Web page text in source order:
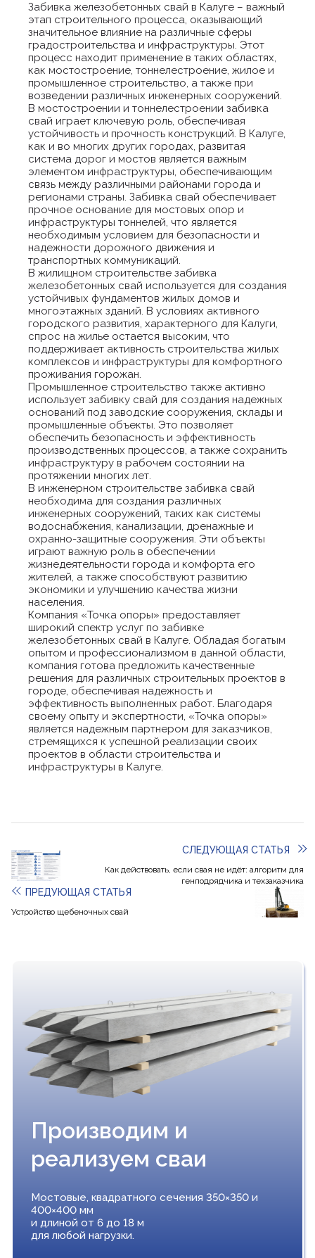
Забивка железобетонных свай в Калуге – важный
этап строительного процесса, оказывающий
значительное влияние на различные сферы
градостроительства и инфраструктуры. Этот
процесс находит применение в таких областях,
как мостостроение, тоннелестроение, жилое и
промышленное строительство, а также при
возведении различных инженерных сооружений.
В мостостроении и тоннелестроении забивка
свай играет ключевую роль, обеспечивая
устойчивость и прочность конструкций. В Калуге,
как и во многих других городах, развитая
система дорог и мостов является важным
элементом инфраструктуры, обеспечивающим
связь между различными районами города и
регионами страны. Забивка свай обеспечивает
прочное основание для мостовых опор и
инфраструктуры тоннелей, что является
необходимым условием для безопасности и
надежности дорожного движения и
транспортных коммуникаций.
В жилищном строительстве забивка
железобетонных свай используется для создания
устойчивых фундаментов жилых домов и
многоэтажных зданий. В условиях активного
городского развития, характерного для Калуги,
спрос на жилье остается высоким, что
поддерживает активность строительства жилых
комплексов и инфраструктуры для комфортного
проживания горожан.
Промышленное строительство также активно
использует забивку свай для создания надежных
оснований под заводские сооружения, склады и
промышленные объекты. Это позволяет
обеспечить безопасность и эффективность
производственных процессов, а также сохранить
инфраструктуру в рабочем состоянии на
протяжении многих лет.
В инженерном строительстве забивка свай
необходима для создания различных
инженерных сооружений, таких как системы
водоснабжения, канализации, дренажные и
охранно-защитные сооружения. Эти объекты
играют важную роль в обеспечении
жизнедеятельности города и комфорта его
жителей, а также способствуют развитию
экономики и улучшению качества жизни
населения.
Компания «Точка опоры» предоставляет
широкий спектр услуг по забивке
железобетонных свай в Калуге. Обладая богатым
опытом и профессионализмом в данной области,
компания готова предложить качественные
решения для различных строительных проектов в
городе, обеспечивая надежность и
эффективность выполненных работ. Благодаря
своему опыту и экспертности, «Точка опоры»
является надежным партнером для заказчиков,
стремящихся к успешной реализации своих
проектов в области строительства и
инфраструктуры в Калуге.
ПРЕДУЮЩАЯ СТАТЬЯ
Устройство щебеночных свай
СЛЕДУЮЩАЯ СТАТЬЯ
Как действовать, если свая не идёт: алгоритм для
генподрядчика и техзаказчика
Производим и
реализуем сваи
Мостовые, квадратного сечения 350×350 и
400×400 мм
и длиной от 6 до 18 м
для любой нагрузки.